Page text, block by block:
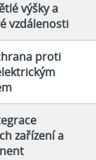
výšky a
vzdálenosti
proti
zařízení a